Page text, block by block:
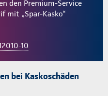
den Premium-Service
mit „Spar-Kasko“
10
bei Kaskoschäden